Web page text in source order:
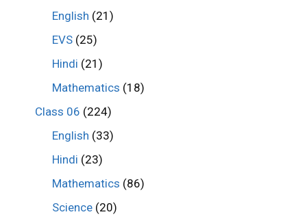
English (21)
EVS (25)
Hindi (21)
Mathematics (18)
Class 06 (224)
English (33)
Hindi (23)
Mathematics (86)
Science (20)